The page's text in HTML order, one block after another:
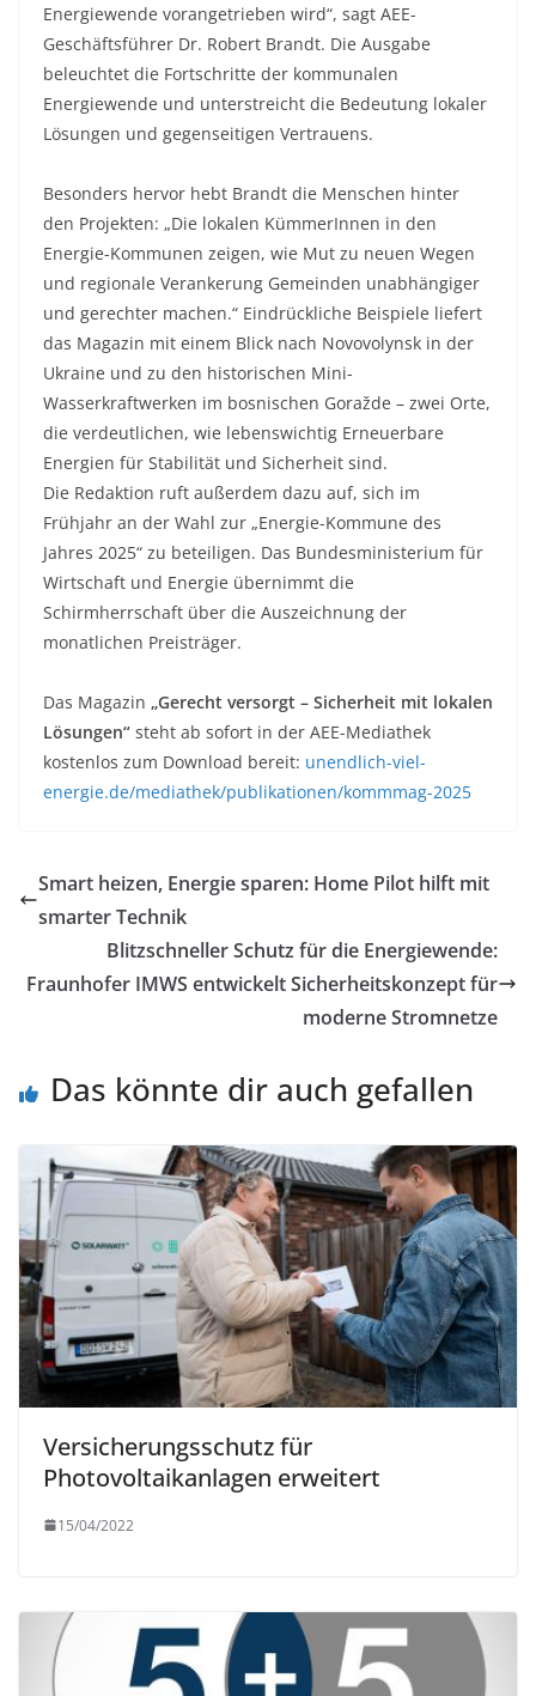
Energiewende vorangetrieben wird“, sagt AEE-
Geschäftsführer Dr. Robert Brandt. Die Ausgabe
beleuchtet die Fortschritte der kommunalen
Energiewende und unterstreicht die Bedeutung lokaler
Lösungen und gegenseitigen Vertrauens.
Besonders hervor hebt Brandt die Menschen hinter
den Projekten: „Die lokalen KümmerInnen in den
Energie-Kommunen zeigen, wie Mut zu neuen Wegen
und regionale Verankerung Gemeinden unabhängiger
und gerechter machen.“ Eindrückliche Beispiele liefert
das Magazin mit einem Blick nach Novovolynsk in der
Ukraine und zu den historischen Mini-
Wasserkraftwerken im bosnischen Goražde – zwei Orte,
die verdeutlichen, wie lebenswichtig Erneuerbare
Energien für Stabilität und Sicherheit sind.
Die Redaktion ruft außerdem dazu auf, sich im
Frühjahr an der Wahl zur „Energie-Kommune des
Jahres 2025“ zu beteiligen. Das Bundesministerium für
Wirtschaft und Energie übernimmt die
Schirmherrschaft über die Auszeichnung der
monatlichen Preisträger.
Das Magazin „Gerecht versorgt – Sicherheit mit lokalen
Lösungen“ steht ab sofort in der AEE-Mediathek
kostenlos zum Download bereit: unendlich-viel-
energie.de/mediathek/publikationen/kommmag-2025
Smart heizen, Energie sparen: Home Pilot hilft mit
smarter Technik
Blitzschneller Schutz für die Energiewende:
Fraunhofer IMWS entwickelt Sicherheitskonzept für
moderne Stromnetze
Das könnte dir auch gefallen
Versicherungsschutz für
Photovoltaikanlagen erweitert
15/04/2022